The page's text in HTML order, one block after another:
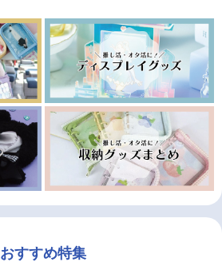
おすすめ特集